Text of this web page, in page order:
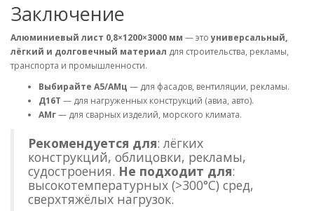
Заключение
Алюминиевый лист 0,8×1200×3000 мм — этоуниверсальный,
лёгкий и долговечный материал для строительства, рекламы,
транспорта и промышленности.
Выбирайте А5/АМц — для фасадов, вентиляции, рекламы.
Д16Т — для нагруженных конструкций (авиа, авто).
АМг— для сварных изделий, морского климата.
Рекомендуется для: лёгких
конструкций, облицовки, рекламы,
судостроения. Не подходит для:
высокотемпературных (>300°C) сред,
сверхтяжёлых нагрузок.